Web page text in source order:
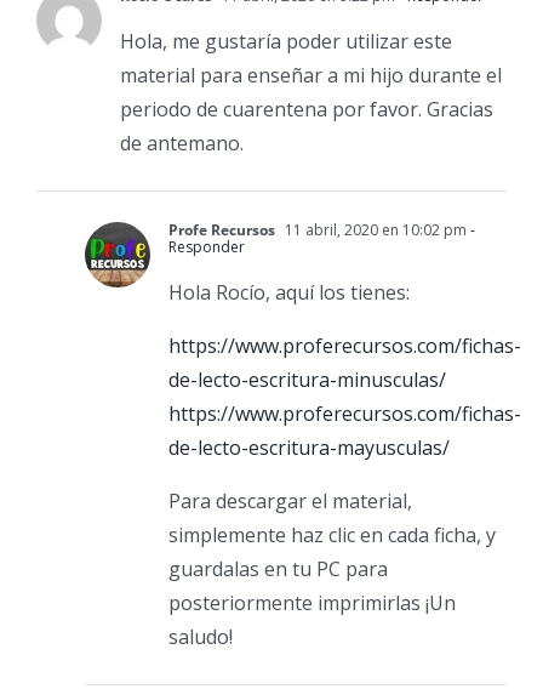
Hola, me gustaría poder utilizar este
material para enseñar a mi hijo durante el
periodo de cuarentena por favor. Gracias
de antemano.
Profe Recursos 11 abril, 2020 en 10:02 pm -
Responder
Hola Rocío, aquí los tienes:
https://www.proferecursos.com/fichas-
de-lecto-escritura-minusculas/
https://www.proferecursos.com/fichas-
de-lecto-escritura-mayusculas/
Para descargar el material,
simplemente haz clic en cada ficha, y
guardalas en tu PC para
posteriormente imprimirlas ¡Un
saludo!